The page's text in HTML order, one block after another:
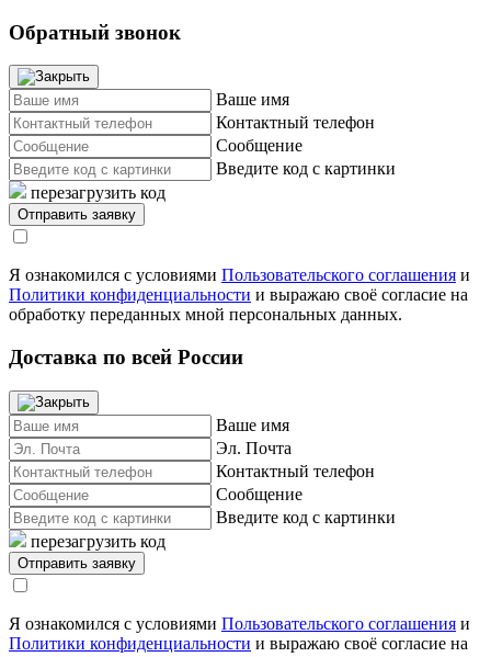
Обратный звонок
Ваше имя
Контактный телефон
Сообщение
Введите код с картинки
перезагрузить код
Я ознакомился с условиями Пользовательского соглашения и
Политики конфиденциальности и выражаю своё согласие на
обработку переданных мной персональных данных.
Доставка по всей России
Ваше имя
Эл. Почта
Контактный телефон
Сообщение
Введите код с картинки
перезагрузить код
Я ознакомился с условиями Пользовательского соглашения и
Политики конфиденциальности и выражаю своё согласие на